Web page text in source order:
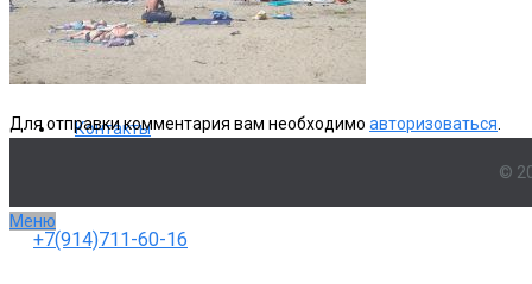
Фото
Контакты
+7(914)711-60-16
Для отправки комментария вам необходимо авторизоваться.
©
Меню